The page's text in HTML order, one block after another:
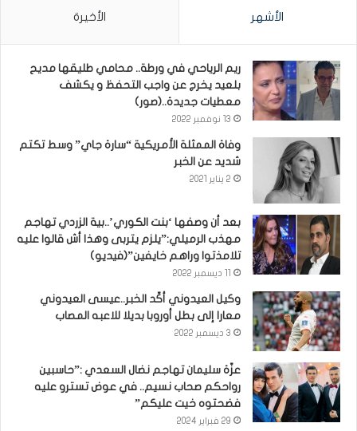
الأشهر الأخيرة
ريم الرياحي في ورطة.. محامي طليقها مديح
بلعيد يخرج عن واجب التحفظ و يكشف
معطيات جديدة..(صور)
13 نوفمبر 2022
وفاة الممثلة الأمريكية “سارة جاي” وسط تكتم
شديد عن الخبر
2 يناير 2021
بعد أن وصفها ‘بنت الكوري’..بية الزردي تهاجم
مهذب الرميلي:”يلزم يتربى وهذا أش قالوا عليه
تلامذتوا وراهم خايفين”(فيديو)
وكيل العيدوني أكّد الخبر..عيسى العيدوني
معارا إلى بطل أوروبا بديلا للاعبه المصاب
3 ديسمبر 2022
عزّة سليمان تهاجم نضال السعدي :”حاسبين
رواحكم صحاب نسيم.. في عوض تسترو عليه
فضحتوه خيت عليكم”
29 فبراير 2024